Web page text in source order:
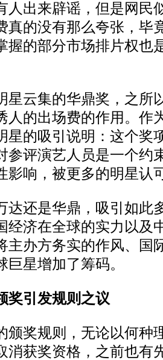
人出来辟谣，但是网民
真的没有那么夸张，毕
握的部分市场排片权也
云集的华鼎奖，之所
人的出场费的作用。作
星的吸引说明：这个奖
参评演艺人员是一个约
影响，被更多的明星认
还是华鼎，吸引如此
经济在全球的实力以及
主办方务实的作风、国
星增加了筹码。
引发规则之议
奖规则，无论以何种
消获奖资格，之前也有